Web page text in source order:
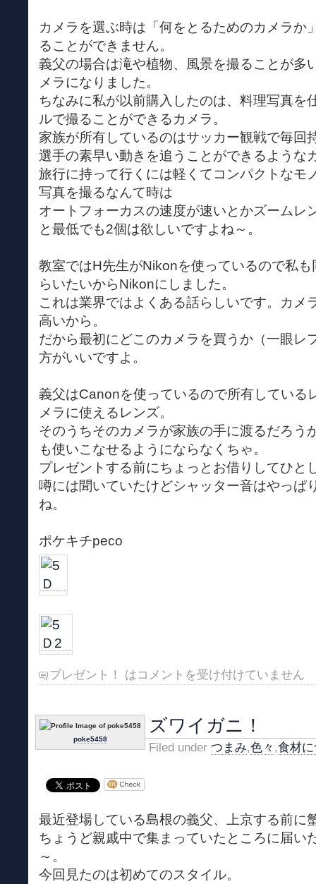
カメラを選ぶ時は「何をとるためのカメラか
ることができません。
義父の場合は滝や植物、風景を撮ることが多
メラになりました。
ちなみに私が以前購入したのは、料理写真を
ルで撮ることができるカメラ。
家族が所有しているのはサッカー観戦で毎回
選手の素早い動きを追うことができるような
旅行に持って行くには軽くてコンパクトなモ
写真を撮るなんて時は
オートフォーカスの速度が速いとかズームレ
と最低でも2個は欲しいですよね～。
教室ではH先生がNikonを使っているので私
らいたいからNikonにしました。
これは業界ではよくある話らしいです。カメ
高いから。
だから最初にどこのカメラを買うか（一眼レ
方がいいですよ。
義父はCanonを使っているので所有している
メラに使えるレンズ。
そのうちそのカメラが家族の手に渡るだろう
も使いこなせるようにならなくちゃ。
プレゼントする前にちょっとお借りしてひと
噂には聞いていたけどシャッター音はやっぱ
ね。
ポケキチpeco
プレゼント！ はコメントを受け付けていません
poke5458
ズワイガニ！
Filed under つまみ,色々 ,食材
最近登場している島根の義父、上京する前に
ちょうど親戚中で集まっていたところに届い
～。
今回見たのは初めてのスタイル。